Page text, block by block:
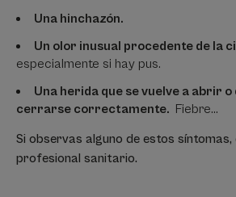
Una hinchazón.
Un olor inusual procedente de la
especialmente si hay pus.
Una herida que se vuelve a abrir o
cerrarse correctamente. Fiebre...
Si observas alguno de estos síntomas,
profesional sanitario.